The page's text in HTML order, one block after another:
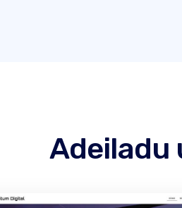
Adeiladu